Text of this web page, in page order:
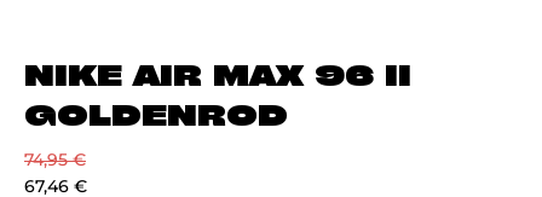
NIKE AIR MAX 96 II
GOLDENROD
74,95€
67,46 €